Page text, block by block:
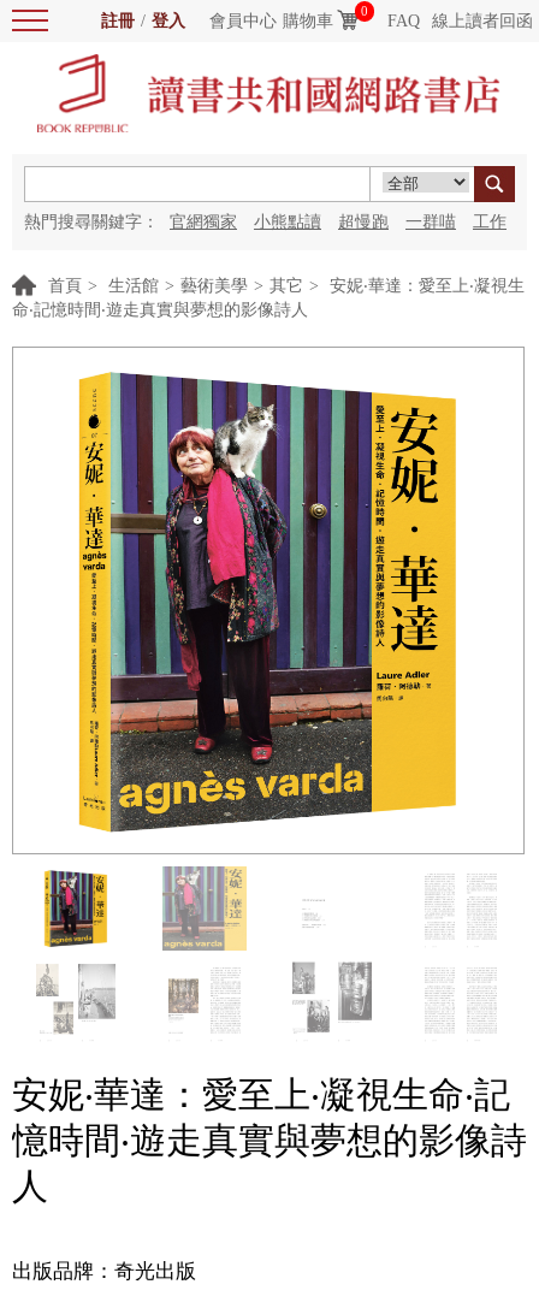
註冊 / 登入 會員中心 購物車
0
FAQ 線上讀者回函
熱門搜尋關鍵字： 官網獨家 小熊點讀 超慢跑 一群喵 工作
首頁 > 生活館 > 藝術美學 > 其它 >
安妮‧華達：愛至上‧凝視生
命‧記憶時間‧遊走真實與夢想的影像詩人
安妮‧華達：愛至上‧凝視生命‧記
憶時間‧遊走真實與夢想的影像詩
人
出版品牌：奇光出版